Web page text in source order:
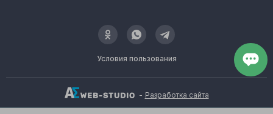
Условия пользования
- Разработка сайта